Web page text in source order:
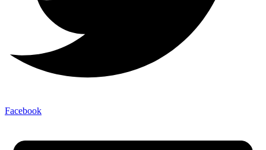
Facebook